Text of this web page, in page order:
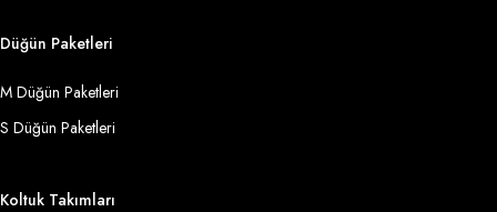
Düğün Paketleri
M Düğün Paketleri
S Düğün Paketleri
Koltuk Takımları